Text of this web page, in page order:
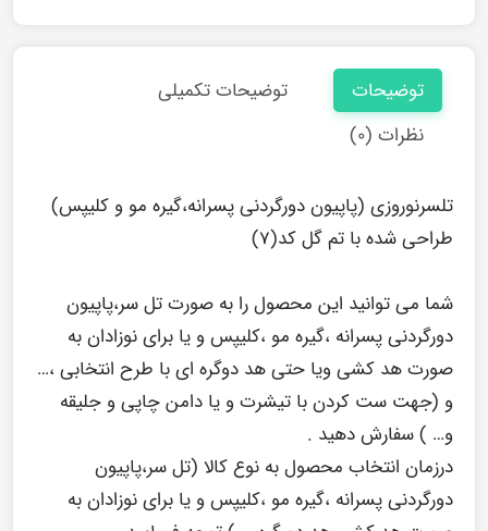
توضیحات
توضیحات تکمیلی
نظرات (۰)
تلسرنوروزی (پاپیون دورگردنی پسرانه،گیره مو و کلیپس)
طراحی شده با تم گل کد(۷)
شما می توانید این محصول را به صورت تل سر،پاپیون
دورگردنی پسرانه ،گیره مو ،کلیپس و یا برای نوزادان به
صورت هد کشی ویا حتی هد دوگره ای با طرح انتخابی ،…
و (جهت ست کردن با تیشرت و یا دامن چاپی و جلیقه
و… ) سفارش دهید .
درزمان انتخاب محصول به نوع کالا (تل سر،پاپیون
دورگردنی پسرانه ،گیره مو ،کلیپس و یا برای نوزادان به